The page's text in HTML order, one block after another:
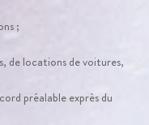
;
de locations de voitures,
préalable exprès du